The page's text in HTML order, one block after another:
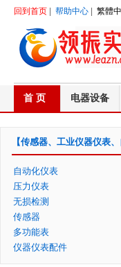
回到首页 帮助中心 繁體
首 页 电器设备
【传感器、工业仪器仪表、
自动化仪表
压力仪表
无损检测
传感器
多功能表
仪器仪表配件